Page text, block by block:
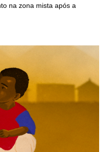
na zona mista após a